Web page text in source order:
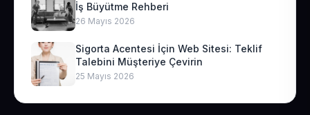
İş Büyütme Rehberi
26 Mayıs 2026
Sigorta Acentesi İçin Web Sitesi: Teklif
Talebini Müşteriye Çevirin
25 Mayıs 2026